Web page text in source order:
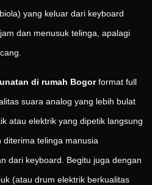
yang keluar dari keyboard
dan menusuk telinga, apalagi
di rumah Bogorformat full
suara analog yang lebih bulat
atau elektrik yang dipetik langsung
telinga manusia
dari keyboard. Begitu juga dengan
(atau drum elektrik berkualitas